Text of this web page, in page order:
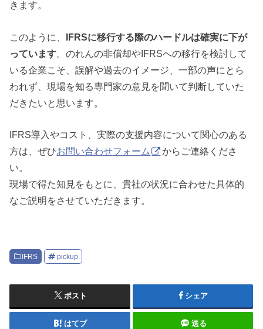
きます。
このように、 IFRSに移行する際のハードルは確実に下が
っています。のれんの非償却やIFRSへの移行を検討して
いる企業こそ、誤解や過去のイメージ、一部の声にとら
われず、現場を知る専門家の意見を聞いて判断していた
だきたいと思います。
IFRS導入やコスト、実際の支援内容について関心のある
方は、ぜひお問い合わせフォーム
からご連絡くださ
い。
現場で得た知見をもとに、貴社の状況に合わせた具体的
なご説明をさせていただきます。
IFRS pickup
ポスト シェア
はてブ 送る